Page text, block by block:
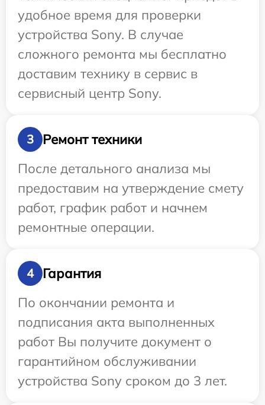
удобное время для проверки
устройства Sony. В случае
сложного ремонта мы бесплатно
доставим технику в сервис в
сервисный центр Sony.
3
Ремонт техники
После детального анализа мы
предоставим на утверждение смету
работ, график работ и начнем
ремонтные операции.
4
Гарантия
По окончании ремонта и
подписания акта выполненных
работ Вы получите документ о
гарантийном обслуживании
устройства Sony сроком до 3 лет.